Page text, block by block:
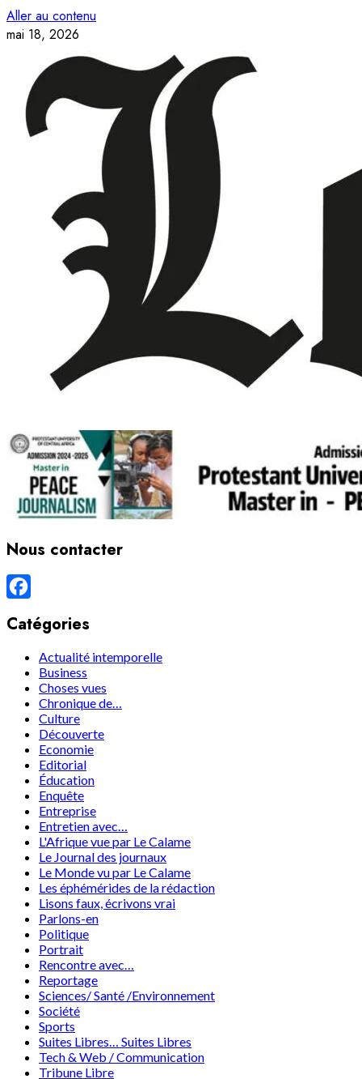
Aller au contenu
mai 18, 2026
Nous contacter
Catégories
Actualité intemporelle
Business
Choses vues
Chronique de…
Culture
Découverte
Economie
Editorial
Éducation
Enquête
Entreprise
Entretien avec…
L'Afrique vue par Le Calame
Le Journal des journaux
Le Monde vu par Le Calame
Les éphémérides de la rédaction
Lisons faux, écrivons vrai
Parlons-en
Politique
Portrait
Rencontre avec…
Reportage
Sciences/ Santé /Environnement
Société
Sports
Suites Libres… Suites Libres
Tech & Web / Communication
Tribune Libre